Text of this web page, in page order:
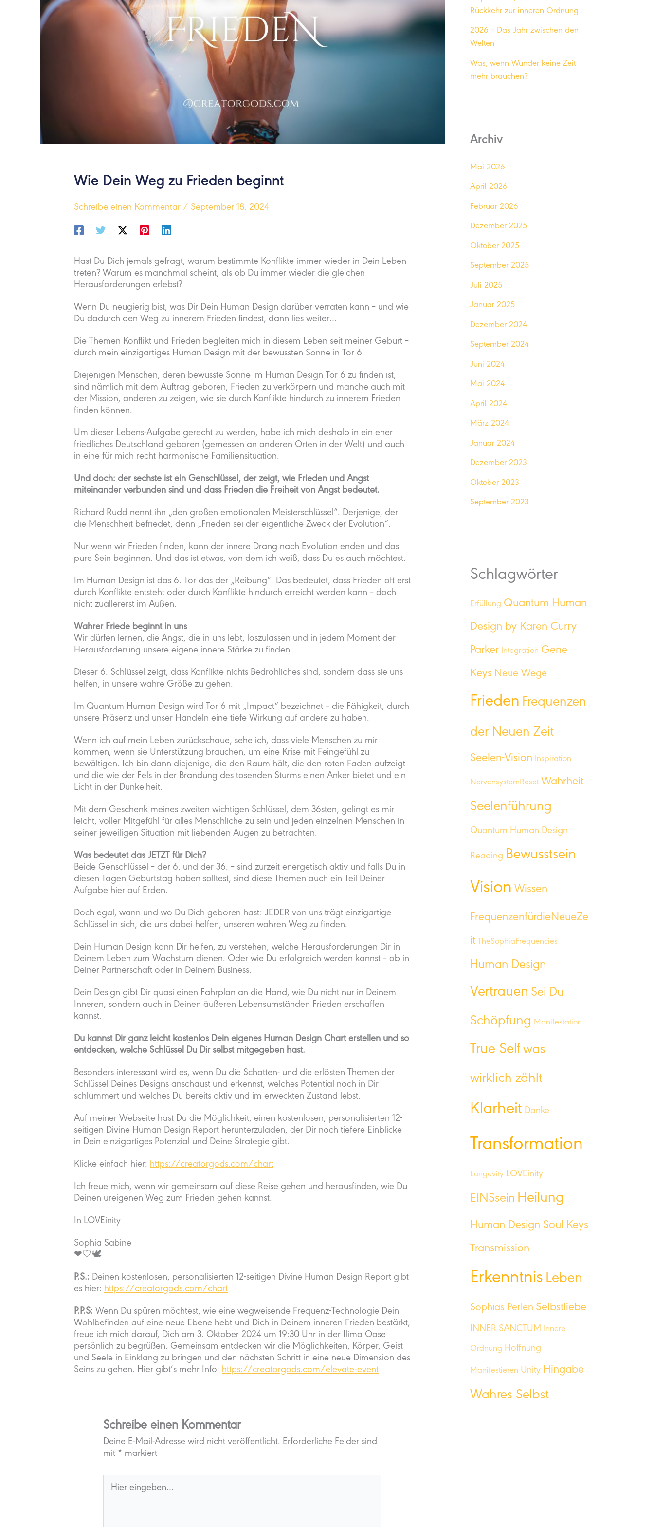
Wie Dein Weg zu Frieden beginnt
Schreibe einen Kommentar / September 18, 2024
Hast Du Dich jemals gefragt, warum bestimmte Konflikte immer wieder in Dein Leben
treten? Warum es manchmal scheint, als ob Du immer wieder die gleichen
Herausforderungen erlebst?
Wenn Du neugierig bist, was Dir Dein Human Design darüber verraten kann – und wie
Du dadurch den Weg zu innerem Frieden findest, dann lies weiter…
Die Themen Konflikt und Frieden begleiten mich in diesem Leben seit meiner Geburt –
durch mein einzigartiges Human Design mit der bewussten Sonne in Tor 6.
Diejenigen Menschen, deren bewusste Sonne im Human Design Tor 6 zu finden ist,
sind nämlich mit dem Auftrag geboren, Frieden zu verkörpern und manche auch mit
der Mission, anderen zu zeigen, wie sie durch Konflikte hindurch zu innerem Frieden
finden können.
Um dieser Lebens-Aufgabe gerecht zu werden, habe ich mich deshalb in ein eher
friedliches Deutschland geboren (gemessen an anderen Orten in der Welt) und auch
in eine für mich recht harmonische Familiensituation.
Und doch: der sechste ist ein Genschlüssel, der zeigt, wie Frieden und Angst
miteinander verbunden sind und dass Frieden die Freiheit von Angst bedeutet.
Richard Rudd nennt ihn „den großen emotionalen Meisterschlüssel“. Derjenige, der
die Menschheit befriedet, denn „Frieden sei der eigentliche Zweck der Evolution“.
Nur wenn wir Frieden finden, kann der innere Drang nach Evolution enden und das
pure Sein beginnen. Und das ist etwas, von dem ich weiß, dass Du es auch möchtest.
Im Human Design ist das 6. Tor das der „Reibung“. Das bedeutet, dass Frieden oft erst
durch Konflikte entsteht oder durch Konflikte hindurch erreicht werden kann – doch
nicht zuallererst im Außen.
Wahrer Friede beginnt in uns
Wir dürfen lernen, die Angst, die in uns lebt, loszulassen und in jedem Moment der
Herausforderung unsere eigene innere Stärke zu finden.
Dieser 6. Schlüssel zeigt, dass Konflikte nichts Bedrohliches sind, sondern dass sie uns
helfen, in unsere wahre Größe zu gehen.
Im Quantum Human Design wird Tor 6 mit „Impact“ bezeichnet – die Fähigkeit, durch
unsere Präsenz und unser Handeln eine tiefe Wirkung auf andere zu haben.
Wenn ich auf mein Leben zurückschaue, sehe ich, dass viele Menschen zu mir
kommen, wenn sie Unterstützung brauchen, um eine Krise mit Feingefühl zu
bewältigen. Ich bin dann diejenige, die den Raum hält, die den roten Faden aufzeigt
und die wie der Fels in der Brandung des tosenden Sturms einen Anker bietet und ein
Licht in der Dunkelheit.
Mit dem Geschenk meines zweiten wichtigen Schlüssel, dem 36sten, gelingt es mir
leicht, voller Mitgefühl für alles Menschliche zu sein und jeden einzelnen Menschen in
seiner jeweiligen Situation mit liebenden Augen zu betrachten.
Was bedeutet das JETZT für Dich?
Beide Genschlüssel – der 6. und der 36. – sind zurzeit energetisch aktiv und falls Du in
diesen Tagen Geburtstag haben solltest, sind diese Themen auch ein Teil Deiner
Aufgabe hier auf Erden.
Doch egal, wann und wo Du Dich geboren hast: JEDER von uns trägt einzigartige
Schlüssel in sich, die uns dabei helfen, unseren wahren Weg zu finden.
Dein Human Design kann Dir helfen, zu verstehen, welche Herausforderungen Dir in
Deinem Leben zum Wachstum dienen. Oder wie Du erfolgreich werden kannst – ob in
Deiner Partnerschaft oder in Deinem Business.
Dein Design gibt Dir quasi einen Fahrplan an die Hand, wie Du nicht nur in Deinem
Inneren, sondern auch in Deinen äußeren Lebensumständen Frieden erschaffen
kannst.
Du kannst Dir ganz leicht kostenlos Dein eigenes Human Design Chart erstellen und so
entdecken, welche Schlüssel Du Dir selbst mitgegeben hast.
Besonders interessant wird es, wenn Du die Schatten- und die erlösten Themen der
Schlüssel Deines Designs anschaust und erkennst, welches Potential noch in Dir
schlummert und welches Du bereits aktiv und im erweckten Zustand lebst.
Auf meiner Webseite hast Du die Möglichkeit, einen kostenlosen, personalisierten 12-
seitigen Divine Human Design Report herunterzuladen, der Dir noch tiefere Einblicke
in Dein einzigartiges Potenzial und Deine Strategie gibt.
Klicke einfach hier: https://creatorgods.com/chart
Ich freue mich, wenn wir gemeinsam auf diese Reise gehen und herausfinden, wie Du
Deinen ureigenen Weg zum Frieden gehen kannst.
In LOVEinity
Sophia Sabine
❤🤍🕊
P.S.: Deinen kostenlosen, personalisierten 12-seitigen Divine Human Design Report gibt
es hier: https://creatorgods.com/chart
P.P.S: Wenn Du spüren möchtest, wie eine wegweisende Frequenz-Technologie Dein
Wohlbefinden auf eine neue Ebene hebt und Dich in Deinem inneren Frieden bestärkt,
freue ich mich darauf, Dich am 3. Oktober 2024 um 19:30 Uhr in der Ilima Oase
persönlich zu begrüßen. Gemeinsam entdecken wir die Möglichkeiten, Körper, Geist
und Seele in Einklang zu bringen und den nächsten Schritt in eine neue Dimension des
Seins zu gehen. Hier gibt’s mehr Info: https://creatorgods.com/elevate-event
Schreibe einen Kommentar
Deine E-Mail-Adresse wird nicht veröffentlicht. Erforderliche Felder sind
mit * markiert
eingeben…
Rückkehr zur inneren Ordnung
2026 – Das Jahr zwischen den
Welten
Was, wenn Wunder keine Zeit
mehr brauchen?
Archiv
Mai 2026
April 2026
Februar 2026
Dezember 2025
Oktober 2025
September 2025
Juli 2025
Januar 2025
Dezember 2024
September 2024
Juni 2024
Mai 2024
April 2024
März 2024
Januar 2024
Dezember 2023
Oktober 2023
September 2023
Schlagwörter
Erfüllung Quantum Human
Design by Karen Curry
Parker Integration Gene
Keys Neue Wege
Frieden Frequenzen
der Neuen Zeit
Seelen-Vision Inspiration
NervensystemReset Wahrheit
Seelenführung
Quantum Human Design
Reading Bewusstsein
Vision Wissen
FrequenzenfürdieNeueZe
it TheSophiaFrequencies
Human Design
Vertrauen Sei Du
Schöpfung Manifestation
True Self was
wirklich zählt
Klarheit Danke
Transformation
Longevity LOVEinity
EINSsein Heilung
Human Design Soul Keys
Transmission
Erkenntnis Leben
Sophias Perlen Selbstliebe
INNER SANCTUM Innere
Ordnung Hoffnung
Manifestieren Unity Hingabe
Wahres Selbst